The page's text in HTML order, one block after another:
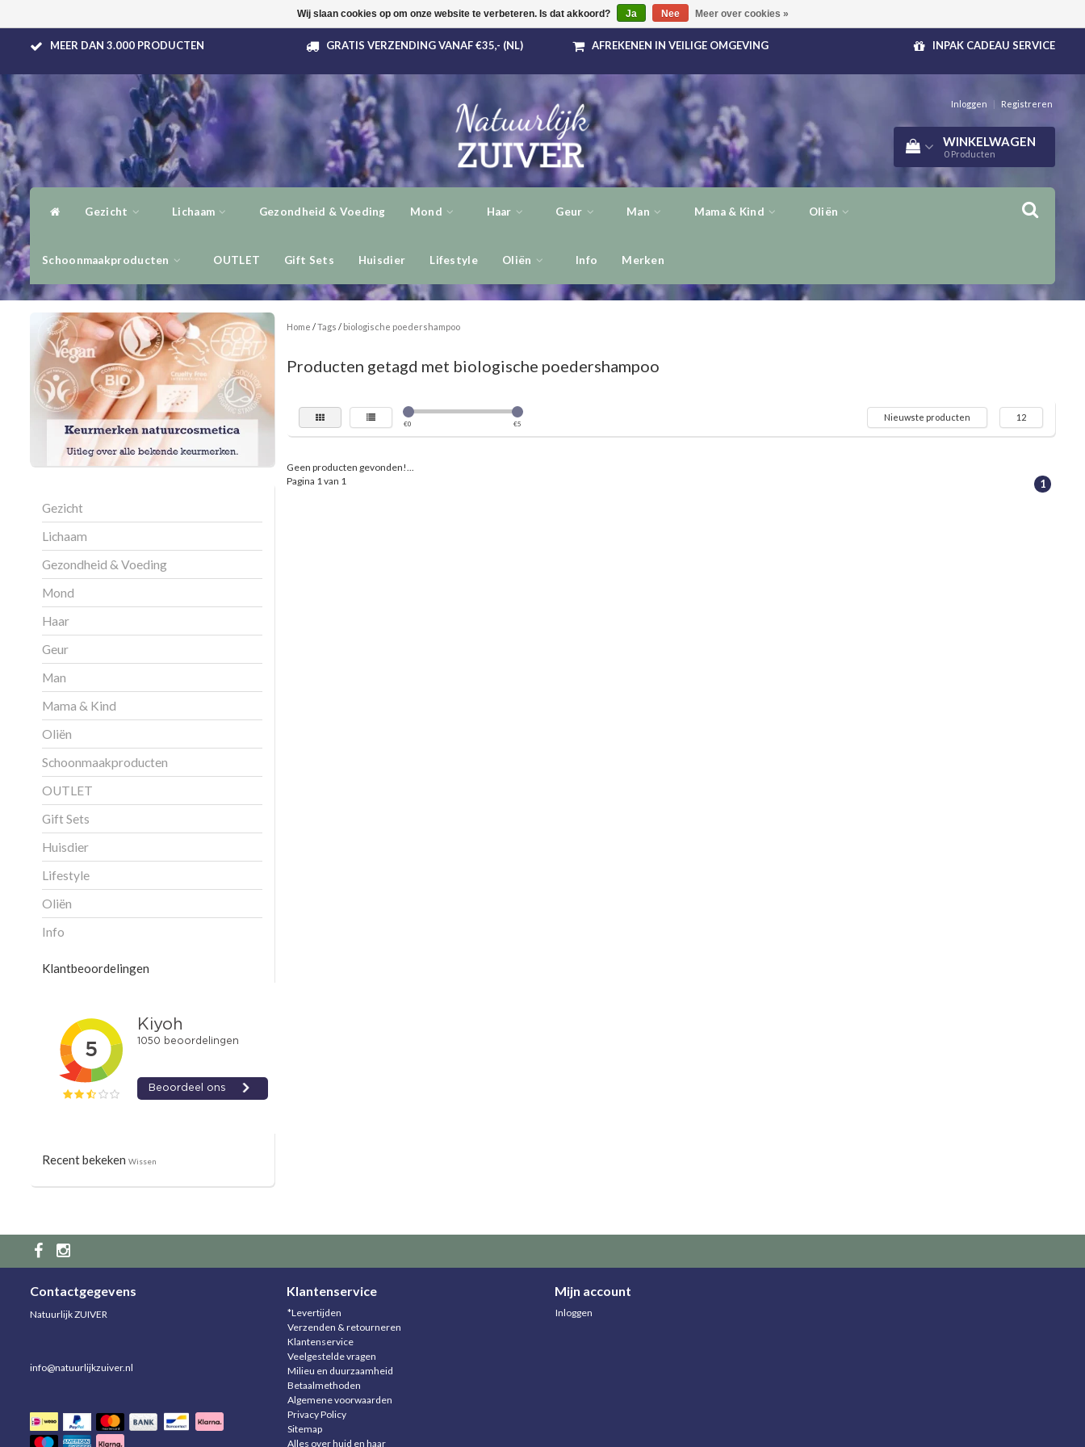
MEER DAN 3.000 PRODUCTEN GRATIS VERZENDING VANAF €35,- (NL) AFREKENEN IN VEILIGE OMGEVING INPAK CADEAU SERVICE
Inloggen | Registreren
WINKELWAGEN
0 Producten
Gezicht Lichaam Gezondheid & Voeding Mond Haar Geur Man Mama & Kind Oliën
Schoonmaakproducten OUTLET Gift Sets Huisdier Lifestyle Oliën Info Merken
Gezicht
Lichaam
Gezondheid & Voeding
Mond
Haar
Geur
Man
Mama & Kind
Oliën
Schoonmaakproducten
OUTLET
Gift Sets
Huisdier
Lifestyle
Oliën
Info
Klantbeoordelingen
Recent bekeken Wissen
Home /Tags / biologische poedershampoo
Producten getagd met biologische poedershampoo
€0 €5
Nieuwste producten 12
Geen producten gevonden!...
Pagina 1 van 1
1
Contactgegevens
Natuurlijk ZUIVER
info@natuurlijkzuiver.nl
Klantenservice
*Levertijden
Verzenden & retourneren
Klantenservice
Veelgestelde vragen
Milieu en duurzaamheid
Betaalmethoden
Algemene voorwaarden
Privacy Policy
Sitemap
Alles over huid en haar
Mijn account
Inloggen
Wij slaan cookies op om onze website te verbeteren. Is dat akkoord? Ja Nee Meer over cookies »